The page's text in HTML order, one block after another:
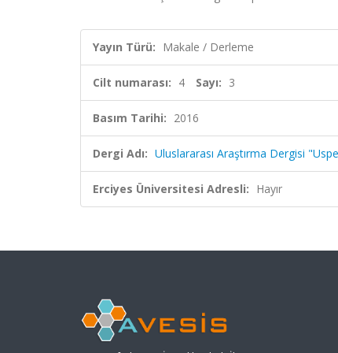
Yayın Türü: Makale / Derleme
Cilt numarası: 4 Sayı: 3
Basım Tarihi: 2016
Dergi Adı: Uluslararası Araştırma Dergisi
Erciyes Üniversitesi Adresli: Hayır